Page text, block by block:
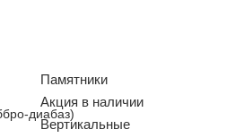
Памятники
Акция в наличии
Вертикальные
диабаз)